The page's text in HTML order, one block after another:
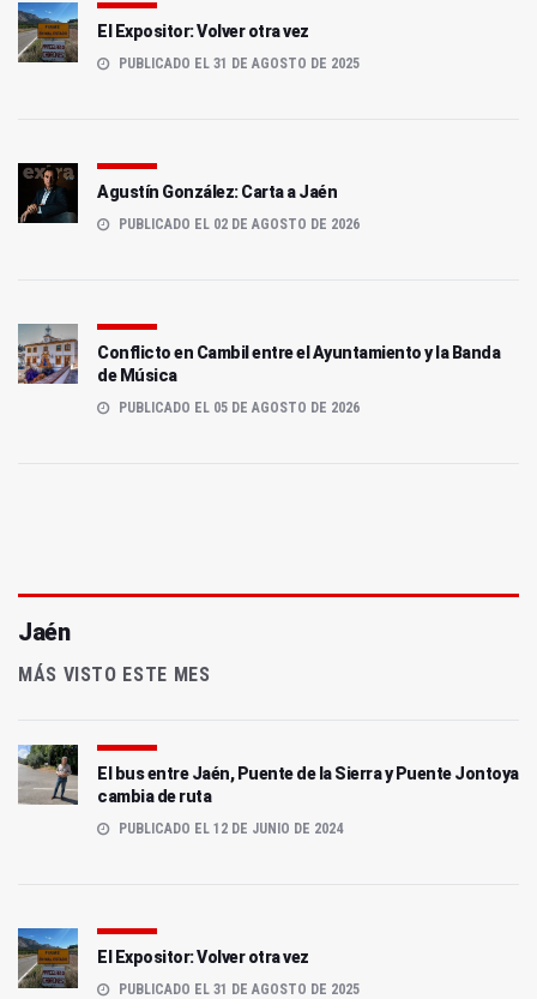
El Expositor: Volver otra vez
PUBLICADO EL 31 DE AGOSTO DE 2025
Agustín González: Carta a Jaén
PUBLICADO EL 02 DE AGOSTO DE 2026
Conflicto en Cambil entre el Ayuntamiento y la Banda
de Música
PUBLICADO EL 05 DE AGOSTO DE 2026
Jaén
MÁS VISTO ESTE MES
El bus entre Jaén, Puente de la Sierra y Puente Jontoya
cambia de ruta
PUBLICADO EL 12 DE JUNIO DE 2024
El Expositor: Volver otra vez
PUBLICADO EL 31 DE AGOSTO DE 2025